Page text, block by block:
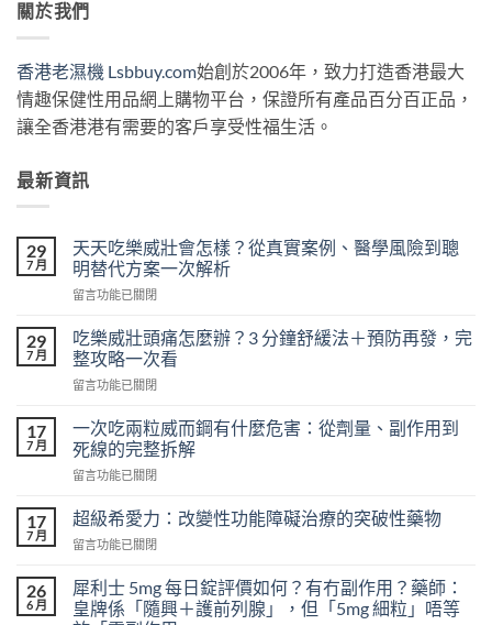
關於我們
香港老濕機 Lsbbuy.com始創於2006年，致力打造香港最大
情趣保健性用品網上購物平台，保證所有產品百分百正品，
讓全香港港有需要的客戶享受性福生活。
最新資訊
29
7 月
天天吃樂威壯會怎樣？從真實案例、醫學風險到聰
明替代方案一次解析
在
天
吃
樂
威
會
怎
樣？
從
實
案
學
風
留言功能已關閉
29
7 月
吃樂威壯頭痛怎麼辦？3 分鐘舒緩法＋預防再發，完
整攻略一次看
在
威
壯
頭
怎
辦？
分
鐘
留言功能已關閉
17
7 月
一次吃兩粒威而鋼有什麼危害：從劑量、副作用到
死線的完整拆解
在
次
吃
兩
威
而
留言功能已關閉
17
7 月
超級希愛力：改變性功能障礙治療的突破性藥物
在
級
希
愛
留言功能已關閉
26
6 月
犀利士 5mg 每日錠評價如何？有冇副作用？藥師：
皇牌係「隨興＋護前列腺」，但「5mg 細粒」唔等